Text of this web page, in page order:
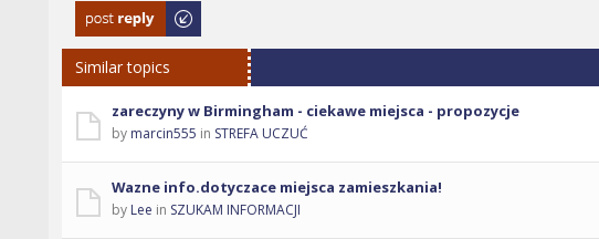
Post a reply
Similar topics
zareczyny w Birmingham - ciekawe miejsca - propozycje
by marcin555 in STREFA UCZUĆ
Wazne info.dotyczace miejsca zamieszkania!
by Lee in SZUKAM INFORMACJI